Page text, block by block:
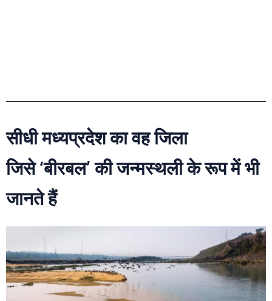
सीधी मध्यप्रदेश का वह जिला
जिसे ‘बीरबल’ की जन्मस्थली के रूप में भी
जानते हैं